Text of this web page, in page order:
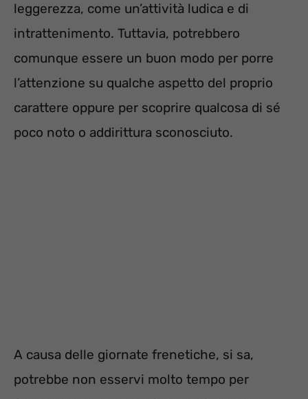
leggerezza, come un’attività ludica e di
intrattenimento. Tuttavia, potrebbero
comunque essere un buon modo per porre
l’attenzione su qualche aspetto del proprio
carattere oppure per scoprire qualcosa di sé
poco noto o addirittura sconosciuto.
A causa delle giornate frenetiche, si sa,
potrebbe non esservi molto tempo per